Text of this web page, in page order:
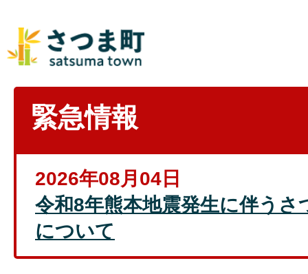
緊急情報
2026年08月04日
令和8年熊本地震発生に伴うさ
について